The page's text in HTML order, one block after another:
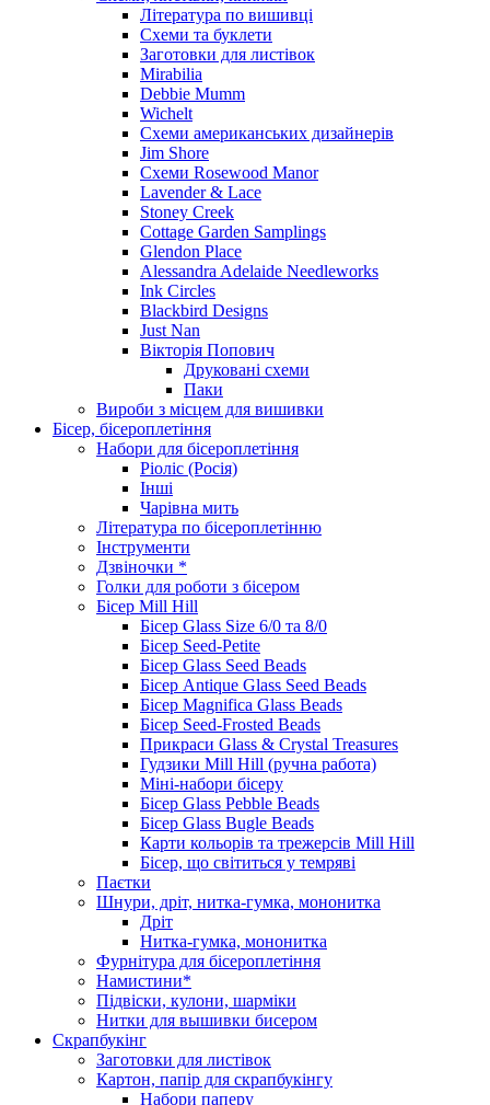
Література по вишивці
Схеми та буклети
Заготовки для листівок
Mirabilia
Debbie Mumm
Wichelt
Схеми американських дизайнерів
Jim Shore
Cхеми Rosewood Manor
Lavender & Lace
Stoney Creek
Cottage Garden Samplings
Glendon Place
Alessandra Adelaide Needleworks
Ink Circles
Blackbird Designs
Just Nan
Вікторія Попович
Друковані схеми
Паки
Вироби з місцем для вишивки
Бісер, бісероплетіння
Набори для бісероплетіння
Ріоліс (Росія)
Інші
Чарівна мить
Література по бісероплетінню
Інструменти
Дзвіночки *
Голки для роботи з бісером
Бісер Mill Hill
Бісер Glass Size 6/0 та 8/0
Бісер Seed-Petite
Бісер Glass Seed Beads
Бісер Antique Glass Seed Beads
Бісер Magnifica Glass Beads
Бісер Seed-Frosted Beads
Прикраси Glass & Crystal Treasures
Гудзики Mill Hill (ручна работа)
Міні-набори бісеру
Бісер Glass Pebble Beads
Бісер Glass Bugle Beads
Карти кольорів та трежерсів Mill Hill
Бісер, що світиться у темряві
Паєтки
Шнури, дріт, нитка-гумка, мононитка
Дріт
Нитка-гумка, мононитка
Фурнітура для бісероплетіння
Намистини*
Підвіски, кулони, шарміки
Нитки для вышивки бисером
Скрапбукінг
Заготовки для листівок
Картон, папір для скрапбукінгу
Набори паперу